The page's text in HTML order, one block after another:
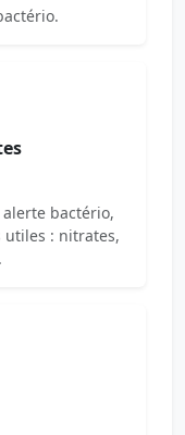
alerte bactério,
utiles : nitrates,